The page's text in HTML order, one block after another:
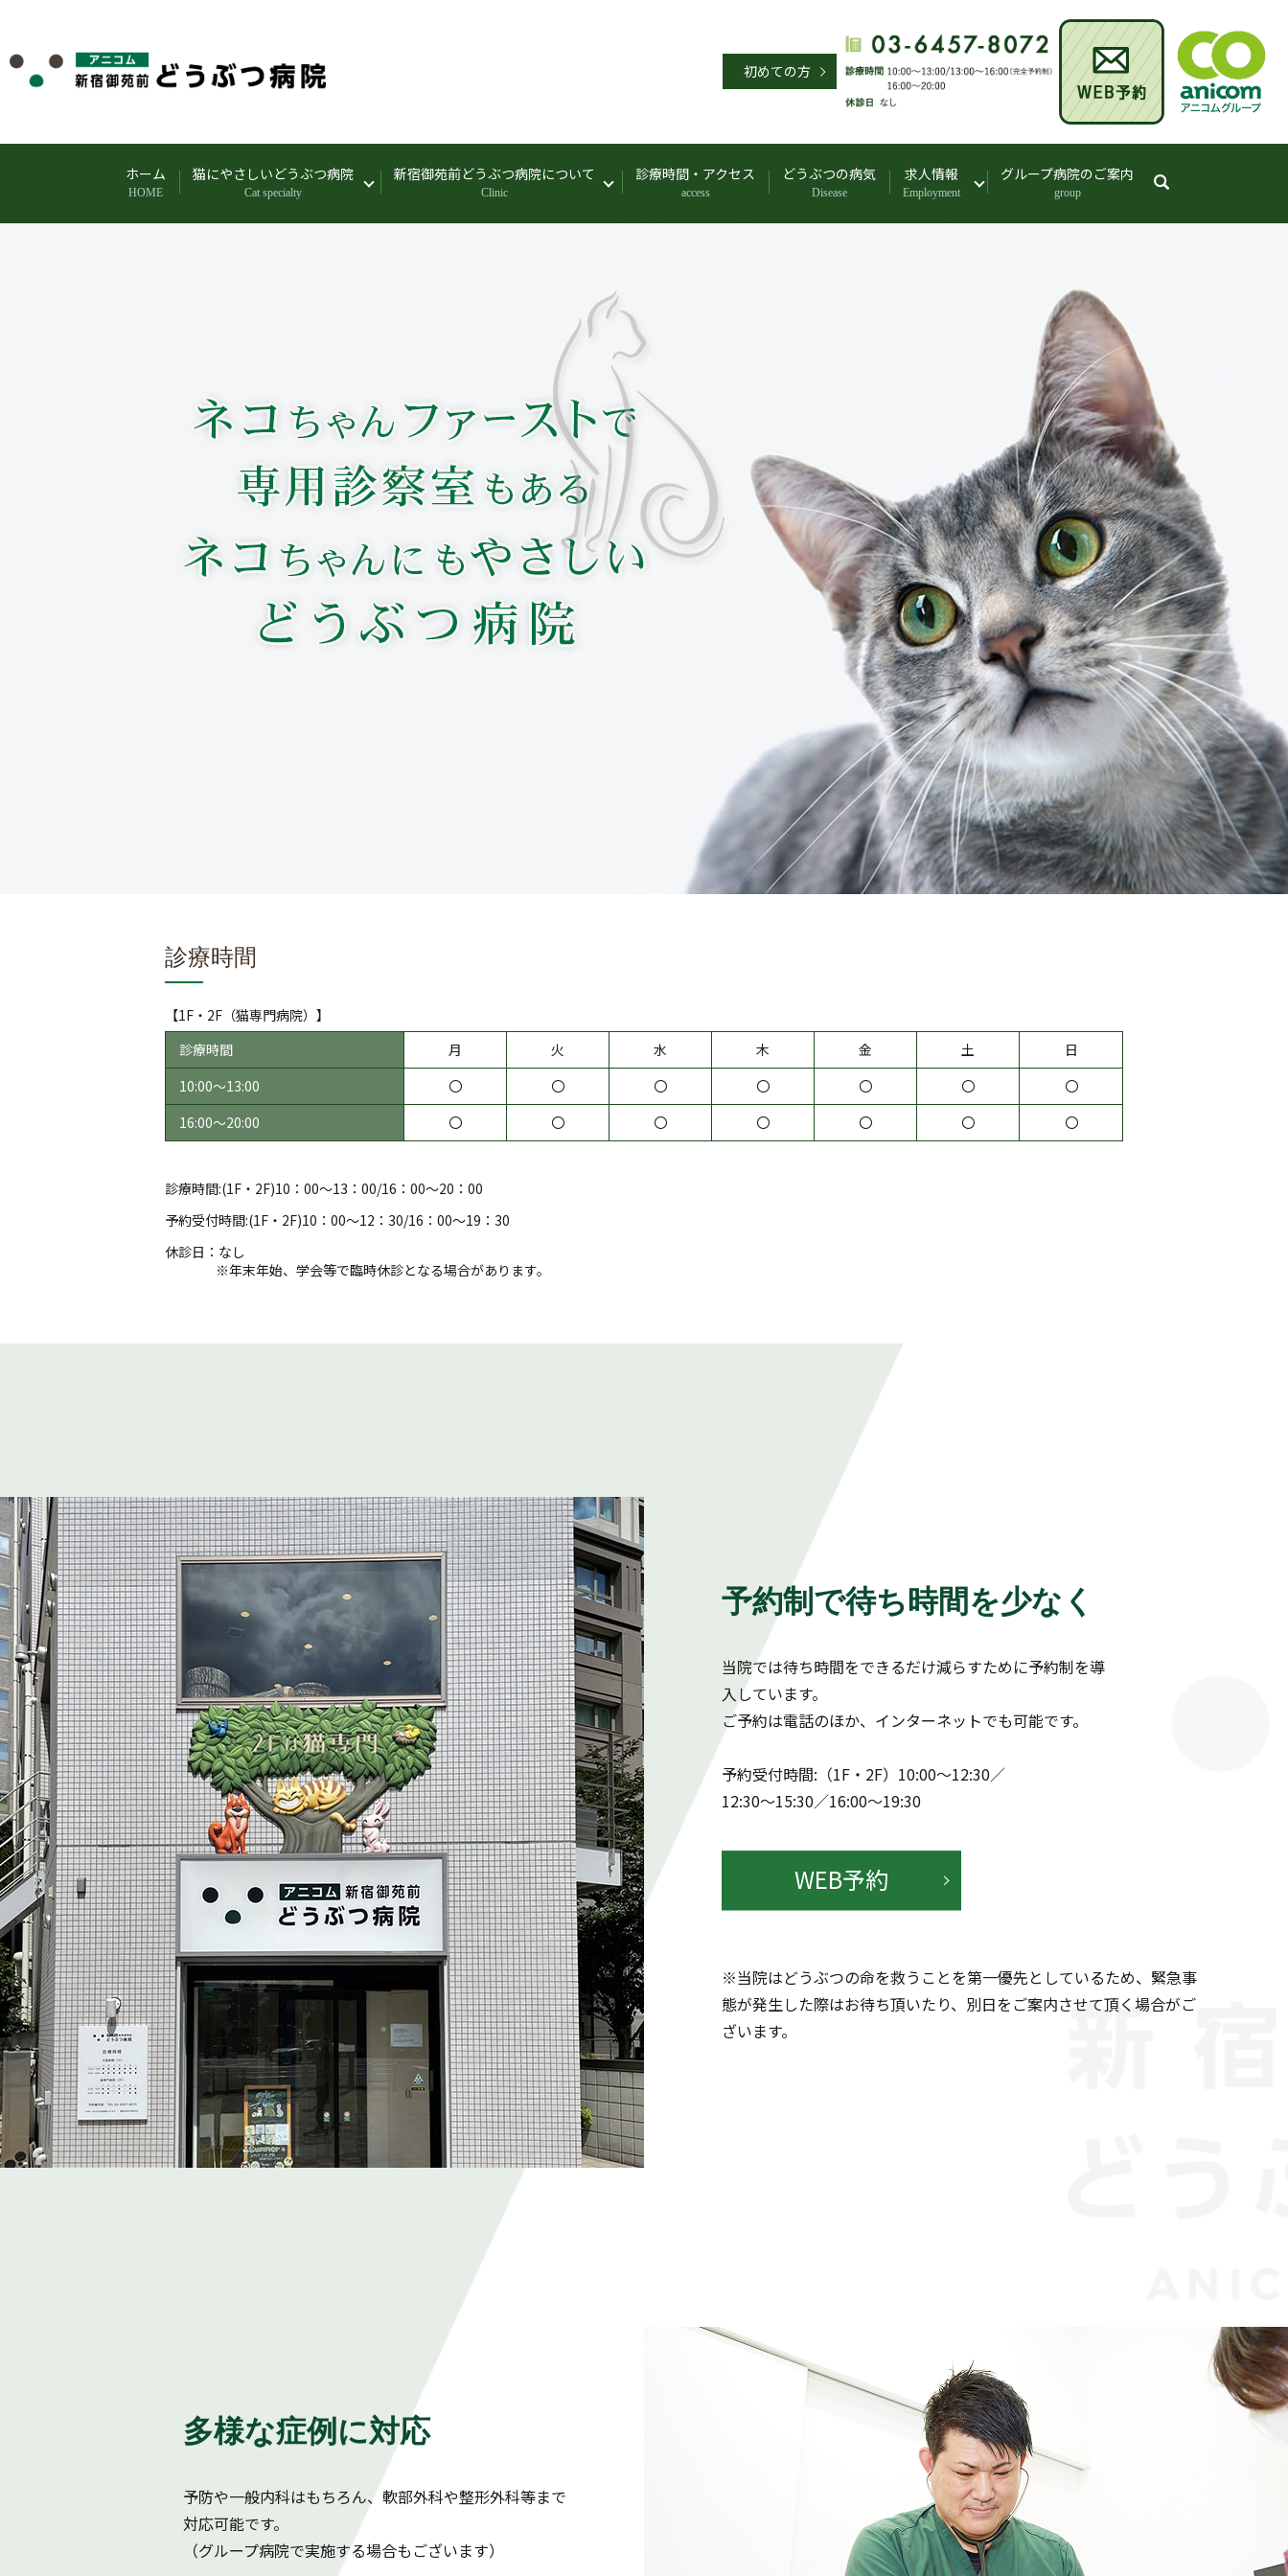
初めての方
ホーム
HOME
猫にやさしいどうぶつ病院
Cat specialty
新宿御苑前どうぶつ病院について
Clinic
診療時間・アクセス
access
どうぶつの病気
Disease
求人情報
Employment
グループ病院のご案内
group
search
診療時間
【1F・2F（猫専門病院）】
診療時間
月 火 水 木 金 土
日
10:00～13:00
〇 〇 〇 〇 〇 〇
〇
16:00～20:00
〇 〇 〇 〇 〇 〇 〇
診療時間:(1F・2F)10：00～13：00/16：00～20：00
予約受付時間:(1F・2F)10：00～12：30/16：00～19：30
休診日：なし
※年末年始、学会等で臨時休診となる場合があります。
予約制で待ち時間を少なく
当院では待ち時間をできるだけ減らすために予約制を導
入しています。
ご予約は電話のほか、インターネットでも可能です。
予約受付時間:（1F・2F）10:00～12:30／
12:30～15:30／16:00～19:30
WEB予約
※当院はどうぶつの命を救うことを第一優先としているため、緊急事
態が発生した際はお待ち頂いたり、別日をご案内させて頂く場合がご
ざいます。
多様な症例に対応
予防や一般内科はもちろん、軟部外科や整形外科等まで
対応可能です。
（グループ病院で実施する場合もございます）